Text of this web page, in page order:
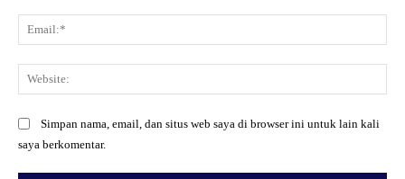
Simpan nama, email, dan situs web saya di browser ini untuk lain kali
saya berkomentar.